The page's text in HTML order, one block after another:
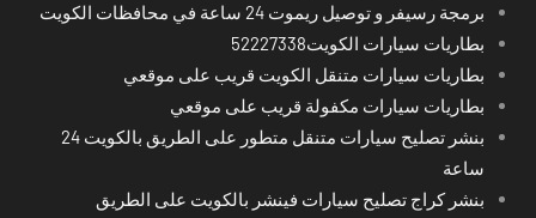
برمجة رسيفر و توصيل ريموت 24 ساعة في محافظات الكويت
بطاريات سيارات الكويت52227338
بطاريات سيارات متنقل الكويت قريب على موقعي
بطاريات سيارات مكفولة قريب على موقعي
بنشر تصليح سيارات متنقل متطور على الطريق بالكويت 24
ساعة
بنشر كراج تصليح سيارات فينشر بالكويت على الطريق